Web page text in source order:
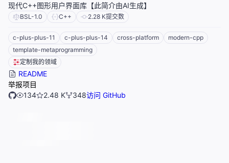
现代C++图形用户界面库【此简介由AI生成】
BSL-1.0 C++ 2.28 K提交数
c-plus-plus-11 c-plus-plus-14 cross-platform
modern-cpp
template-metaprogramming
定制我的领域
README
举报项目
134
2.48 K 348访问 GitHub